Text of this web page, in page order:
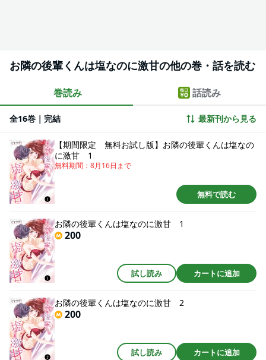
お隣の後輩くんは塩なのに激甘の他の巻・話を読む
巻読み 話読み
全16巻｜完結 最新刊から見る
【期間限定 無料お試し版】お隣の後輩くんは塩なの
に激甘 1
無料期間： 8月16日 まで
無料で読む
お隣の後輩くんは塩なのに激甘 1
200
試し読み カートに追加
お隣の後輩くんは塩なのに激甘 2
200
試し読み カートに追加